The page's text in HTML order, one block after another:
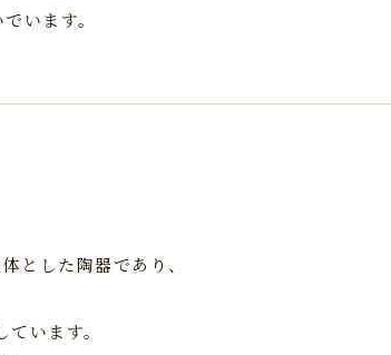
います。
とした陶器であり、
います。